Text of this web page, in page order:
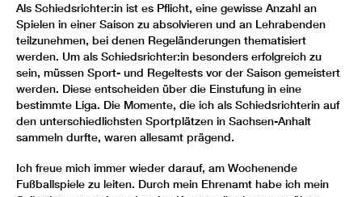
Als Schiedsrichter:in ist es Pflicht, eine gewisse Anzahl an
Spielen in einer Saison zu absolvieren und an Lehrabenden
teilzunehmen, bei denen Regeländerungen thematisiert
werden. Um als Schiedsrichter:in besonders erfolgreich zu
sein, müssen Sport- und Regeltests vor der Saison gemeistert
werden. Diese entscheiden über die Einstufung in eine
bestimmte Liga. Die Momente, die ich als Schiedsrichterin auf
den unterschiedlichsten Sportplätzen in Sachsen-Anhalt
sammeln durfte, waren allesamt prägend.
Ich freue mich immer wieder darauf, am Wochenende
Fußballspiele zu leiten. Durch mein Ehrenamt habe ich mein